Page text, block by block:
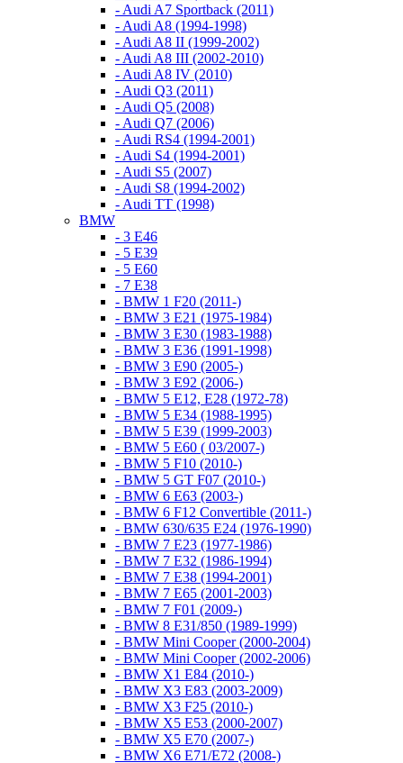
- Audi A7 Sportback (2011)
- Audi A8 (1994-1998)
- Audi A8 II (1999-2002)
- Audi A8 III (2002-2010)
- Audi A8 IV (2010)
- Audi Q3 (2011)
- Audi Q5 (2008)
- Audi Q7 (2006)
- Audi RS4 (1994-2001)
- Audi S4 (1994-2001)
- Audi S5 (2007)
- Audi S8 (1994-2002)
- Audi TT (1998)
BMW
- 3 E46
- 5 E39
- 5 E60
- 7 E38
- BMW 1 F20 (2011-)
- BMW 3 E21 (1975-1984)
- BMW 3 E30 (1983-1988)
- BMW 3 E36 (1991-1998)
- BMW 3 E90 (2005-)
- BMW 3 E92 (2006-)
- BMW 5 E12, E28 (1972-78)
- BMW 5 E34 (1988-1995)
- BMW 5 E39 (1999-2003)
- BMW 5 E60 ( 03/2007-)
- BMW 5 F10 (2010-)
- BMW 5 GT F07 (2010-)
- BMW 6 E63 (2003-)
- BMW 6 F12 Convertible (2011-)
- BMW 630/635 E24 (1976-1990)
- BMW 7 E23 (1977-1986)
- BMW 7 E32 (1986-1994)
- BMW 7 E38 (1994-2001)
- BMW 7 E65 (2001-2003)
- BMW 7 F01 (2009-)
- BMW 8 E31/850 (1989-1999)
- BMW Mini Cooper (2000-2004)
- BMW Mini Cooper (2002-2006)
- BMW X1 E84 (2010-)
- BMW X3 E83 (2003-2009)
- BMW X3 F25 (2010-)
- BMW X5 E53 (2000-2007)
- BMW X5 E70 (2007-)
- BMW X6 E71/E72 (2008-)